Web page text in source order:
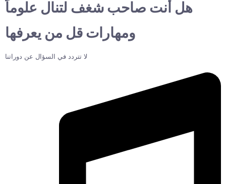
هل أنت صاحب شغف لتنال علوماً
ومهارات قل من يعرفها
لا تتردد في السؤال عن دوراتنا